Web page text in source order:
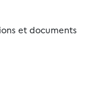
et documents